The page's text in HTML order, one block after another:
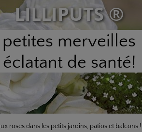
LILLIPUTS ®
petites merveilles
éclatant de santé!
roses dans les petits jardins, patios et